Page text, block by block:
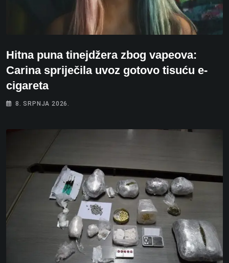
Hitna puna tinejdžera zbog vapeova:
Carina spriječila uvoz gotovo tisuću e-
cigareta
8. SRPNJA 2026.